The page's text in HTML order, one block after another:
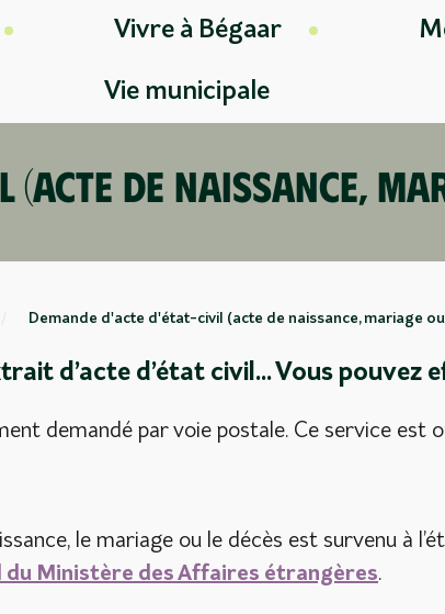
Vivre à Bégaar
Vie municipale
de naissance,
Demande d'acte d'état-civil (acte de naissance, mariage
d’acte d’état civil... Vous pouvez
demandé par voie postale. Ce service est
le mariage ou le décès est survenu à
Ministère des Affaires étrangères.